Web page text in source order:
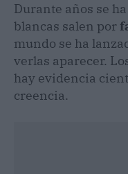
Durante años se
blancas salen por
mundo se ha
verlas aparecer.
hay evidencia
creencia.